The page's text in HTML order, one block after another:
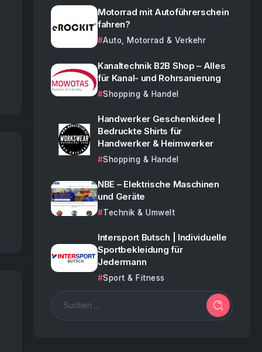
Motorrad mit Autoführerschein
fahren?
Auto, Motorrad & Verkehr
Kanaltechnik B2B Shop – Alles
für Kanal- und Rohrsanierung
Shopping & Handel
Handwerker Geschenkidee |
Bedruckte Shirts für
Handwerker & Heimwerker
Shopping & Handel
NBE – Elektrische Maschinen
und Geräte
Technik & Umwelt
Intersport Butsch | Individuelle
Sportbekleidung für
Jedermann
Sport & Fitness